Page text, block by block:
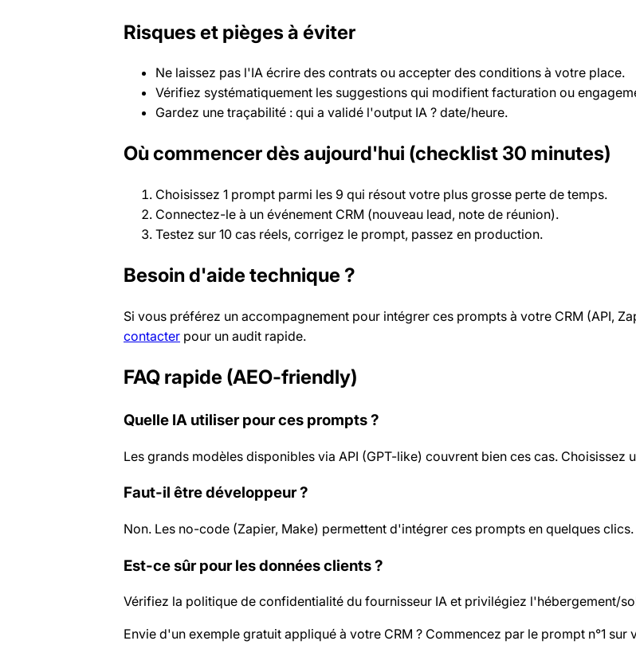
Risques et pièges à éviter
Ne laissez pas l'IA écrire des contrats ou accepter des conditions à votre place.
Vérifiez systématiquement les suggestions qui modifient facturation ou
Gardez une traçabilité : qui a validé l'output IA ? date/heure.
Où commencer dès aujourd'hui (checklist 30 minutes)
Choisissez 1 prompt parmi les 9 qui résout votre plus grosse perte de temps.
Connectez-le à un événement CRM (nouveau lead, note de réunion).
Testez sur 10 cas réels, corrigez le prompt, passez en production.
Besoin d'aide technique ?
Si vous préférez un accompagnement pour intégrer ces prompts à votre CRM (API,
contacter pour un audit rapide.
FAQ rapide (AEO-friendly)
Quelle IA utiliser pour ces prompts ?
Les grands modèles disponibles via API (GPT-like) couvrent bien ces cas.
Faut-il être développeur ?
Non. Les no-code (Zapier, Make) permettent d'intégrer ces prompts en quelques
Est-ce sûr pour les données clients ?
Vérifiez la politique de confidentialité du fournisseur IA et privilégiez l'hébergement/
Envie d'un exemple gratuit appliqué à votre CRM ? Commencez par le prompt n°1